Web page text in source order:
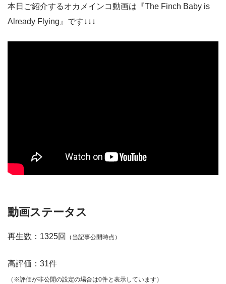
本日ご紹介するオカメインコ動画は『The Finch Baby is
Already Flying』です↓↓↓
動画ステータス
再生数：1325回 （当記事公開時点）
高評価：31件
（※評価が非公開の設定の場合は0件と表示しています）